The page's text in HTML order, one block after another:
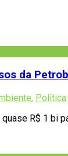
da
, Política
R$ 1 bi